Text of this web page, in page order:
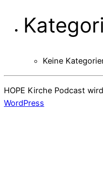
Keine
HOPE Kirche Podcast
WordPress